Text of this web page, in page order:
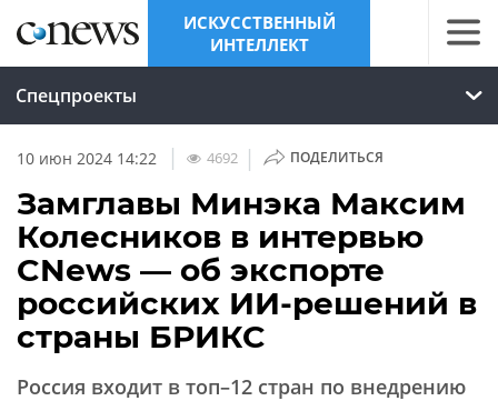
ИСКУССТВЕННЫЙ
ИНТЕЛЛЕКТ
Спецпроекты
10 июн 2024 14:22 | 4692 | ПОДЕЛИТЬСЯ
Замглавы Минэка Максим
Колесников в интервью
CNews — об экспорте
российских ИИ-решений в
страны БРИКС
Россия входит в топ–12 стран по внедрению